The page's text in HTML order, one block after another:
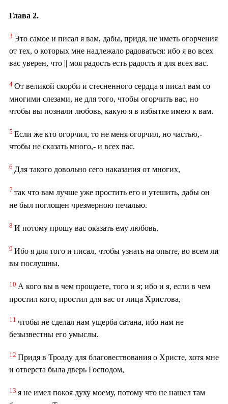
Глава 2.
3 Это самое и писал я вам, дабы, придя, не иметь огорчения
от тех, о которых мне надлежало радоваться: ибо я во всех
вас уверен, что || моя радость есть радость и для всех вас.
4 От великой скорби и стесненного сердца я писал вам со
многими слезами, не для того, чтобы огорчить вас, но
чтобы вы познали любовь, какую я в избытке имею к вам.
5 Если же кто огорчил, то не меня огорчил, но частью,-
чтобы не сказать много,- и всех вас.
6 Для такого довольно сего наказания от многих,
7 так что вам лучше уже простить его и утешить, дабы он
не был поглощен чрезмерною печалью.
8 И потому прошу вас оказать ему любовь.
9 Ибо я для того и писал, чтобы узнать на опыте, во всем ли
вы послушны.
10 А кого вы в чем прощаете, того и я; ибо и я, если в чем
простил кого, простил для вас от лица Христова,
11 чтобы не сделал нам ущерба сатана, ибо нам не
безызвестны его умыслы.
12 Придя в Троаду для благовествования о Христе, хотя мне
и отверста была дверь Господом,
13 я не имел покоя духу моему, потому что не нашел там